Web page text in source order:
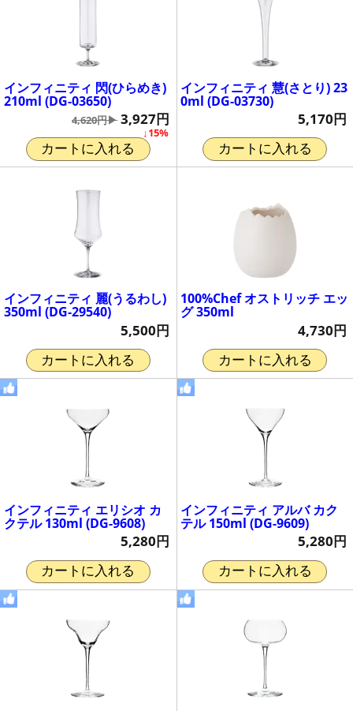
インフィニティ 閃(ひらめき)
210ml (DG-03650)
↓15%
4,620円▶ 3,927円
カートに入れる
インフィニティ 慧(さとり) 23
0ml (DG-03730)
5,170円
カートに入れる
インフィニティ 麗(うるわし)
350ml (DG-29540)
5,500円
カートに入れる
100%Chef オストリッチ エッ
グ 350ml
4,730円
カートに入れる
インフィニティ エリシオ カ
クテル 130ml (DG-9608)
5,280円
カートに入れる
インフィニティ アルバ カク
テル 150ml (DG-9609)
5,280円
カートに入れる